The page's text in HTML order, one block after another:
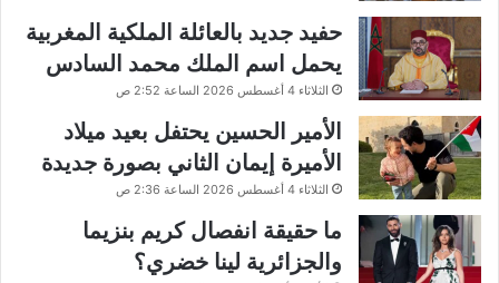
حفيد جديد بالعائلة الملكية المغربية
يحمل اسم الملك محمد السادس
الثلاثاء 4 أغسطس 2026 الساعة 2:52 ص
الأمير الحسين يحتفل بعيد ميلاد
الأميرة إيمان الثاني بصورة جديدة
الثلاثاء 4 أغسطس 2026 الساعة 2:36 ص
ما حقيقة انفصال كريم بنزيما
والجزائرية لينا خضري؟